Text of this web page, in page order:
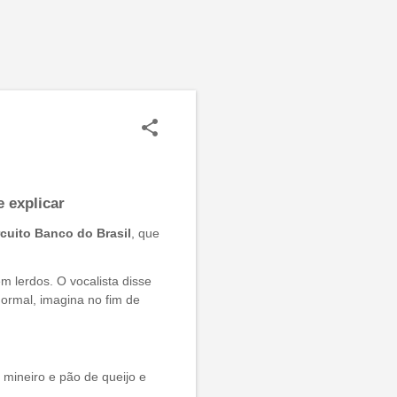
explicar
Banco do Brasil , que
lerdos. O vocalista disse
imagina no fim de
e pão de queijo e